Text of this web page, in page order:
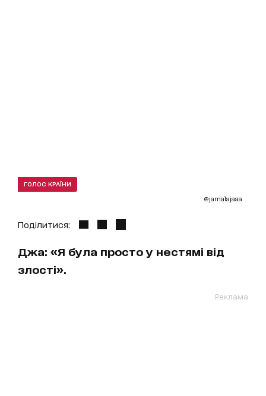
@jamalajaaa
ГОЛОС КРАЇНИ
Поділитися:
Джа: «Я була просто у нестямі від
злості».
Реклама